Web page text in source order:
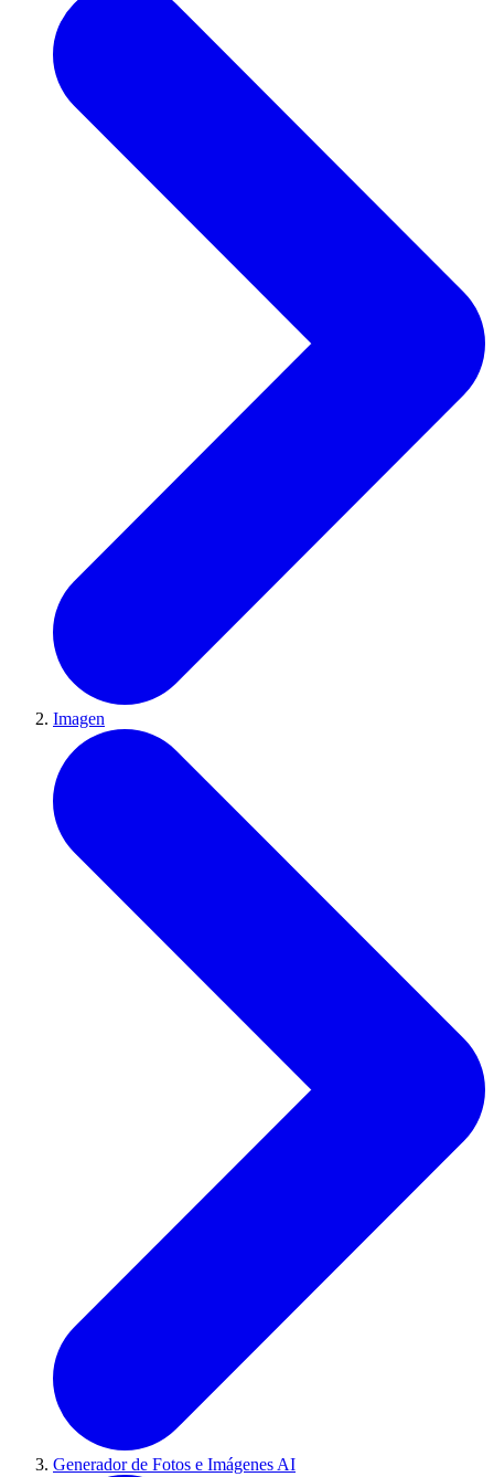
Imagen
Generador de Fotos e Imágenes AI